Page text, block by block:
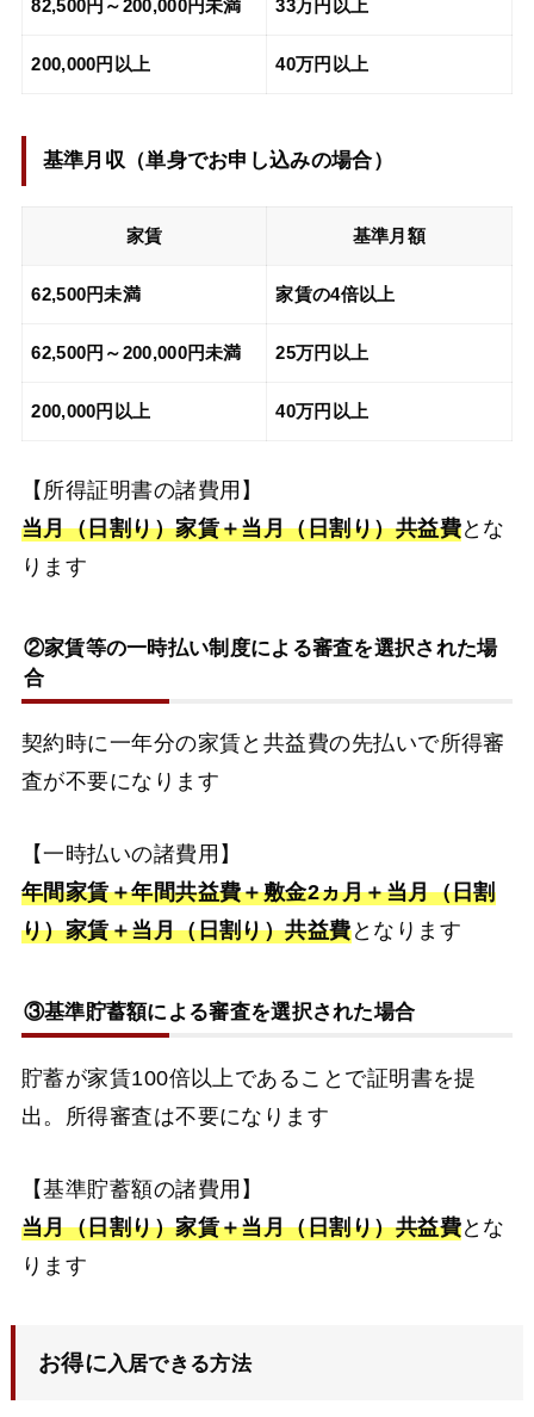
82,500円～200,000円未満 33万円以上
200,000円以上 40万円以上
基準月収（単身でお申し込みの場合）
家賃 基準月額
62,500円未満 家賃の4倍以上
62,500円～200,000円未満 25万円以上
200,000円以上 40万円以上
【所得証明書の諸費用】
当月（日割り）家賃＋当月（日割り）共益費とな
ります
②家賃等の一時払い制度による審査を選択された場
合
契約時に一年分の家賃と共益費の先払いで所得審
査が不要になります
【一時払いの諸費用】
年間家賃＋年間共益費＋敷金2ヵ月＋当月（日割
り）家賃＋当月（日割り）共益費となります
③基準貯蓄額による審査を選択された場合
貯蓄が家賃100倍以上であることで証明書を提
出。所得審査は不要になります
【基準貯蓄額の諸費用】
当月（日割り）家賃＋当月（日割り）共益費とな
ります
お得に 入居できる方法